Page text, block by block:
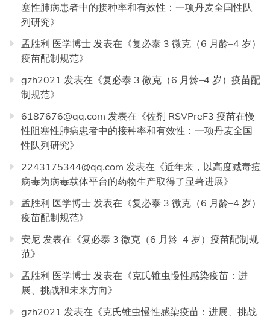
塞性肺病患者中的接种率和有效性：一项丹麦全国性队
列研究》
孟胜利 医学博士 发表在《复必泰 3 微克（6 月龄–4 岁）
疫苗配制规范》
gzh2021 发表在《复必泰 3 微克（6 月龄–4 岁）疫苗配
制规范》
6187676@qq.com 发表在《佐剂 RSVPreF3 疫苗在慢
性阻塞性肺病患者中的接种率和有效性：一项丹麦全国
性队列研究》
2243175344@qq.com 发表在《近年来，以高度减毒痘
病毒为病毒载体平台的药物生产取得了显著进展》
孟胜利 医学博士 发表在《复必泰 3 微克（6 月龄–4 岁）
疫苗配制规范》
安尼 发表在《复必泰 3 微克（6 月龄–4 岁）疫苗配制规
范》
孟胜利 医学博士 发表在《克氏锥虫慢性感染疫苗：进
展、挑战和未来方向》
gzh2021 发表在《克氏锥虫慢性感染疫苗：进展、挑战